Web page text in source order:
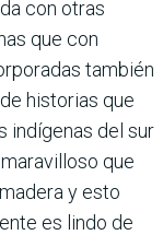
con otras
que con
también
historias que
indígenas del sur
que
y esto
es lindo de